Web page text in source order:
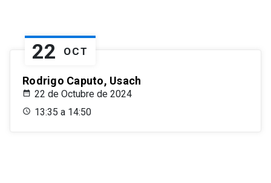
22 OCT
Rodrigo Caputo, Usach
22 de Octubre de 2024
13:35 a 14:50